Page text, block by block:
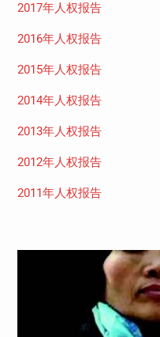
2017年人权报告
2016年人权报告
2015年人权报告
2014年人权报告
2013年人权报告
2012年人权报告
2011年人权报告